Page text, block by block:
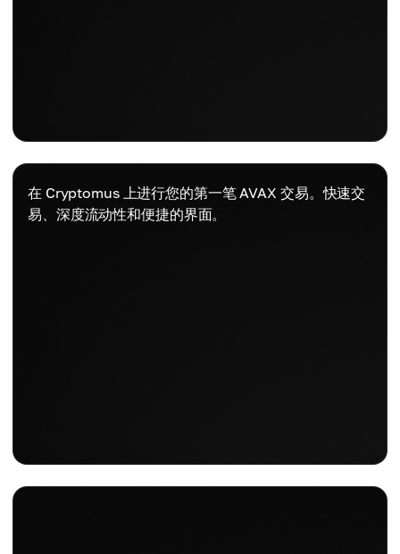
在 Cryptomus 上进行您的第一笔 AVAX 交易。快速交
易、深度流动性和便捷的界面。